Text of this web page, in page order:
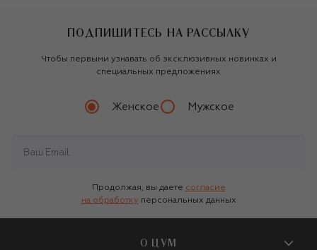
ПОДПИШИТЕСЬ НА РАССЫЛКУ
Чтобы первыми узнавать об эксклюзивных новинках и
специальных предложениях
Женское Мужское
Продолжая, вы даете согласие
на обработку персональных данных
О ЦУМ